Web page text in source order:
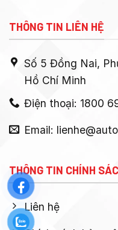
THÔNG TIN LIÊN HỆ
Số 5 Đồng Nai,
Hồ Chí Minh
Điện thoại: 1800
Email:
THÔNG TIN CHÍNH
Liên hệ